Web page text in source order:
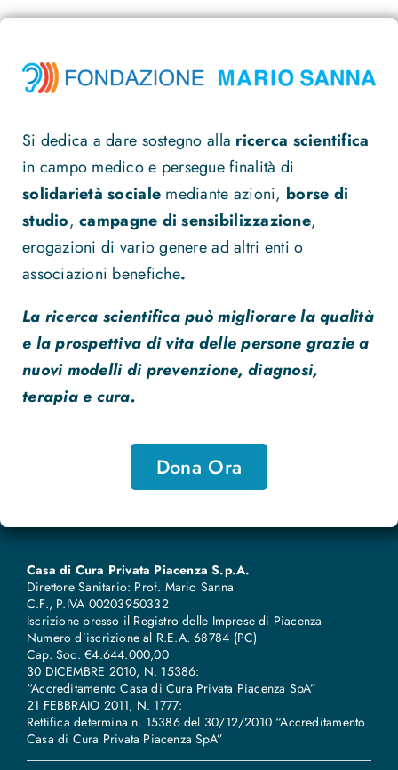
Si dedica a dare sostegno alla ricerca scientifica
in campo medico e persegue finalità di
solidarietà sociale mediante azioni, borse di
studio,campagne di sensibilizzazione,
erogazioni di vario genere ad altri enti o
associazioni benefiche.
La ricerca scientifica può migliorare la qualità
e la prospettiva di vita delle persone grazie a
nuovi modelli di prevenzione, diagnosi,
terapia e cura.
Dona Ora
Casa di Cura Privata Piacenza S.p.A.
Direttore Sanitario: Prof. Mario Sanna
C.F., P.IVA 00203950332
Iscrizione presso il Registro delle Imprese di Piacenza
Numero d’iscrizione al R.E.A. 68784 (PC)
Cap. Soc. €4.644.000,00
30 DICEMBRE 2010, N. 15386:
“Accreditamento Casa di Cura Privata Piacenza SpA”
21 FEBBRAIO 2011, N. 1777:
Rettifica determina n. 15386 del 30/12/2010 “Accreditamento
Casa di Cura Privata Piacenza SpA”